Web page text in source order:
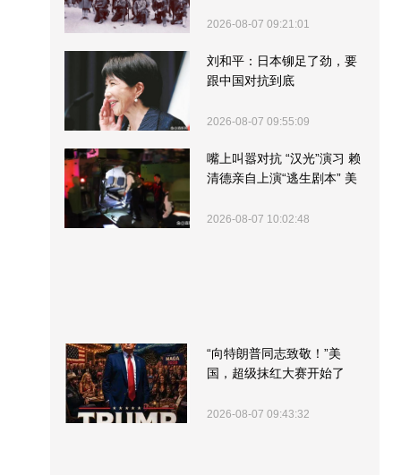
2026-08-07 09:21:01
刘和平：日本铆足了劲，要
跟中国对抗到底
2026-08-07 09:55:09
嘴上叫嚣对抗 “汉光”演习 赖
清德亲自上演“逃生剧本” 美
2026-08-07 10:02:48
“向特朗普同志致敬！”美
国，超级抹红大赛开始了
2026-08-07 09:43:32